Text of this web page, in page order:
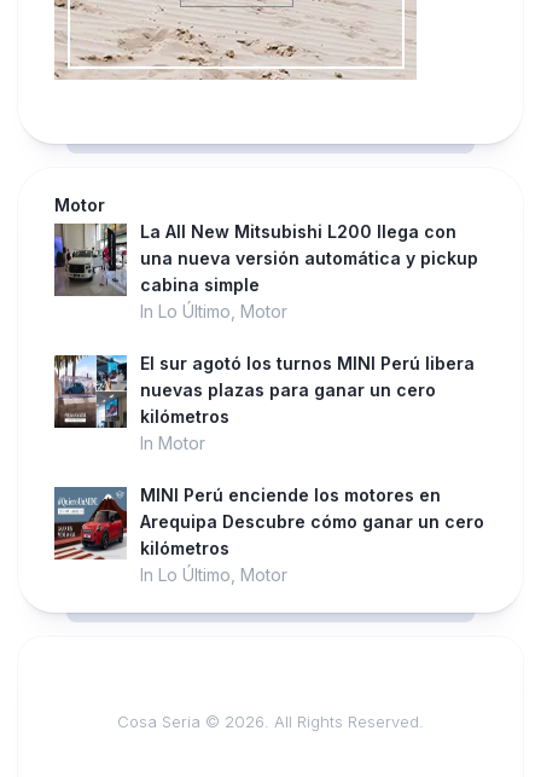
Motor
La All New Mitsubishi L200 llega con
una nueva versión automática y pickup
cabina simple
In Lo Último, Motor
El sur agotó los turnos MINI Perú libera
nuevas plazas para ganar un cero
kilómetros
In Motor
MINI Perú enciende los motores en
Arequipa Descubre cómo ganar un cero
kilómetros
In Lo Último, Motor
Cosa Seria © 2026. All Rights Reserved.